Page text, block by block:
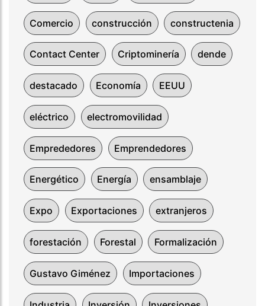
Comercio construcción constructenia
Contact Center Criptominería dende
destacado Economía EEUU
eléctrico electromovilidad
Emprededores Emprendedores
Energético Energía ensamblaje
Expo Exportaciones extranjeros
forestación Forestal Formalización
Gustavo Giménez Importaciones